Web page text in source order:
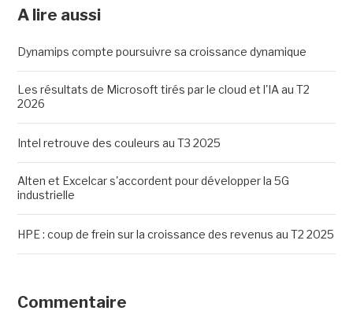
A lire aussi
Dynamips compte poursuivre sa croissance dynamique
Les résultats de Microsoft tirés par le cloud et l'IA au T2
2026
Intel retrouve des couleurs au T3 2025
Alten et Excelcar s'accordent pour développer la 5G
industrielle
HPE : coup de frein sur la croissance des revenus au T2 2025
Commentaire